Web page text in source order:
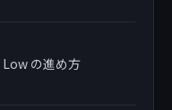
Low の進め方